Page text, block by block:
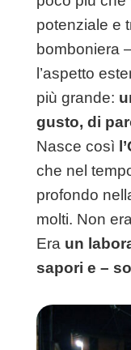
potenziale e
bomboniera
l’aspetto
più grande:
gusto, di
Nasce così
che nel
profondo
molti. Non
Era un
sapori e –